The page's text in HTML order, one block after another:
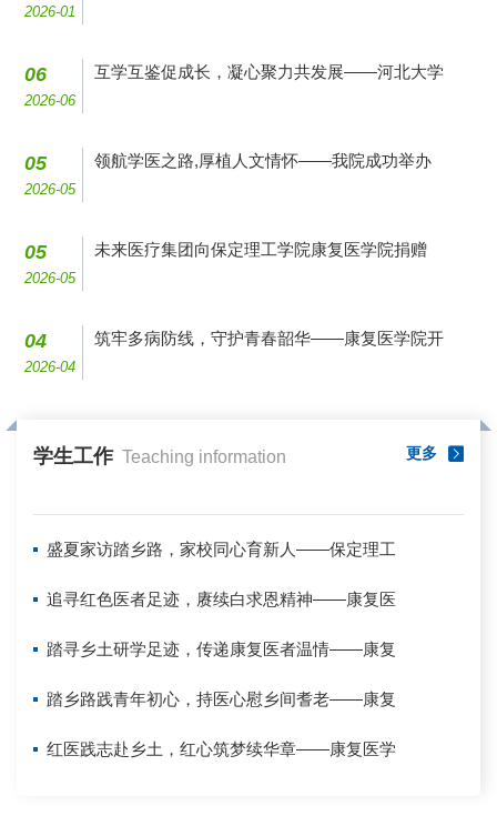
2026-01
06
2026-06
互学互鉴促成长，凝心聚力共发展——河北大学
05
2026-05
领航学医之路,厚植人文情怀——我院成功举办
05
2026-05
未来医疗集团向保定理工学院康复医学院捐赠
04
2026-04
筑牢多病防线，守护青春韶华——康复医学院开
更多
学生工作 Teaching information
盛夏家访踏乡路，家校同心育新人——保定理工
追寻红色医者足迹，赓续白求恩精神——康复医
踏寻乡土研学足迹，传递康复医者温情——康复
踏乡路践青年初心，持医心慰乡间耆老——康复
红医践志赴乡土，红心筑梦续华章——康复医学